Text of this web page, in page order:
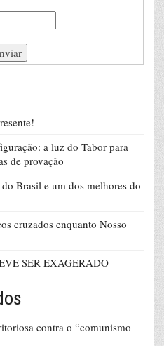
a luz do Tabor para
de provação
Brasil e um dos melhores do
cruzados enquanto Nosso
SER EXAGERADO
contra o “comunismo